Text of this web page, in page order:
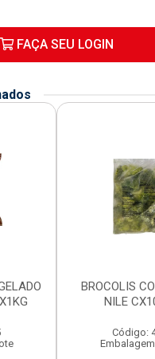
FAÇA SEU LOGIN
BROCOLIS
NILE
Código: